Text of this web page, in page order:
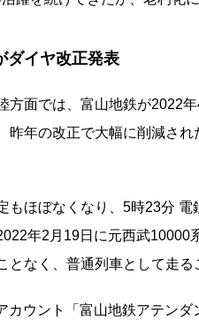
ダイヤ改正発表
方面では、富山地鉄が2022
昨年の改正で大幅に削減さ
もほぼなくなり、5時23分 電
年2月19日に元西武
となく、普通列車として走る
カウント「富山地鉄アテン